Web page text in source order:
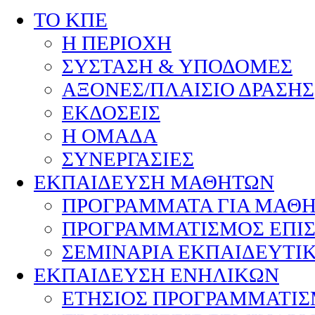
ΤΟ ΚΠΕ
Η ΠΕΡΙΟΧΗ
ΣΥΣΤΑΣΗ & ΥΠΟΔΟΜΕΣ
ΑΞΟΝΕΣ/ΠΛΑΙΣΙΟ ΔΡΑΣΗΣ
ΕΚΔΟΣΕΙΣ
Η ΟΜΑΔΑ
ΣΥΝΕΡΓΑΣΙΕΣ
ΕΚΠΑΙΔΕΥΣΗ ΜΑΘΗΤΩΝ
ΠΡΟΓΡΑΜΜΑΤΑ ΓΙΑ
ΠΡΟΓΡΑΜΜΑΤΙΣΜΟΣ
ΣΕΜΙΝΑΡΙΑ
ΕΚΠΑΙΔΕΥΣΗ ΕΝΗΛΙΚΩΝ
ΕΤΗΣΙΟΣ